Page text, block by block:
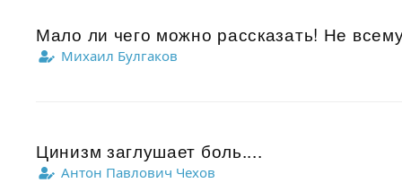
Мало ли чего можно рассказать! Не
Михаил Булгаков
Цинизм заглушает боль....
Антон Павлович Чехов